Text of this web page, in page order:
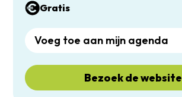
Gratis
Voeg toe aan mijn agenda
Bezoek de website